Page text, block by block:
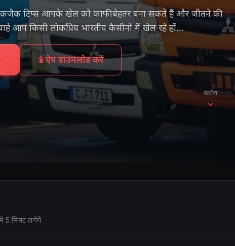
टिप्स आपके खेल को काफी बेहतर बना सकते हैं और जीतने की
आप किसी लोकप्रिय भारतीय कैसीनो में खेल रहे हों...
📱ऐप डाउनलोड करें
स्क्रॉल
5 मिनट लगेंगे